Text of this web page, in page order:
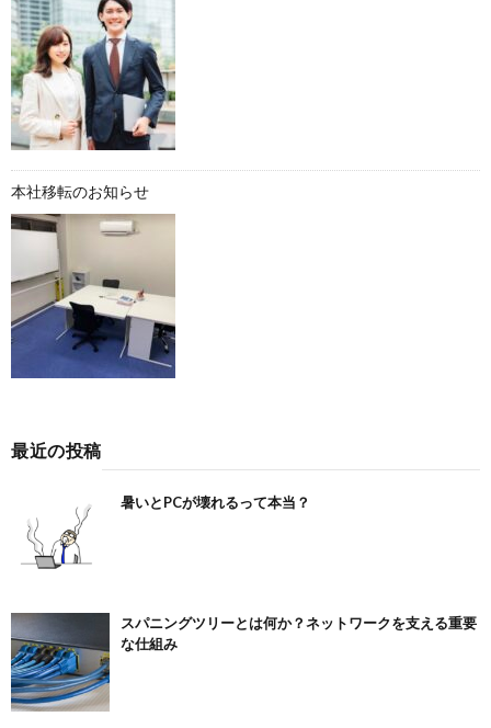
本社移転のお知らせ
最近の投稿
暑いとPCが壊れるって本当？
スパニングツリーとは何か？ネットワークを支える重要
な仕組み